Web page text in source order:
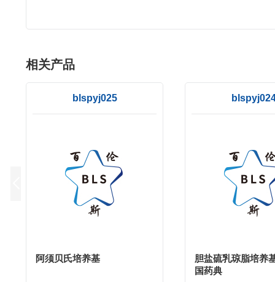
相关产品
blspyj025
阿须贝氏培养基
胆盐硫乳琼脂培养
国药典